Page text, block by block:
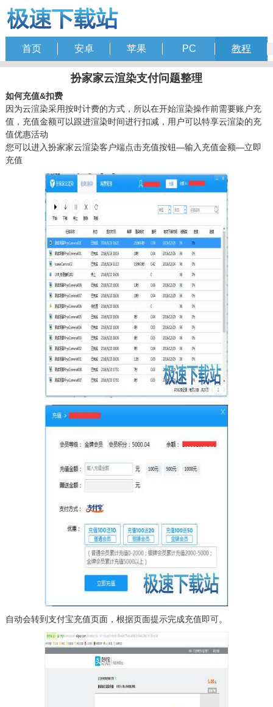
首页 安卓 苹果 PC 教程
扮家家云渲染支付问题整理
如何充值&扣费
因为云渲染采用按时计费的方式，所以在开始渲染操作前需要账户充
值，充值金额可以跟进渲染时间进行扣减，用户可以特享云渲染的充
值优惠活动
您可以进入扮家家云渲染客户端点击充值按钮—输入充值金额—立即
充值
自动会转到支付宝充值页面，根据页面提示完成充值即可。